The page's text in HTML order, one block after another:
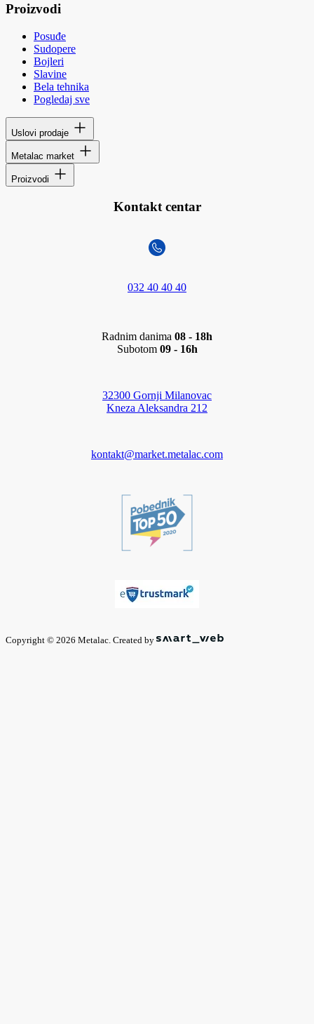
Proizvodi
Posuđe
Sudopere
Bojleri
Slavine
Bela tehnika
Pogledaj sve
Uslovi prodaje
Metalac market
Proizvodi
Kontakt centar
032 40 40 40
Radnim danima 08 - 18h
Subotom 09 - 16h
32300 Gornji Milanovac
Kneza Aleksandra 212
kontakt@market.metalac.com
Copyright © 2026 Metalac. Created by